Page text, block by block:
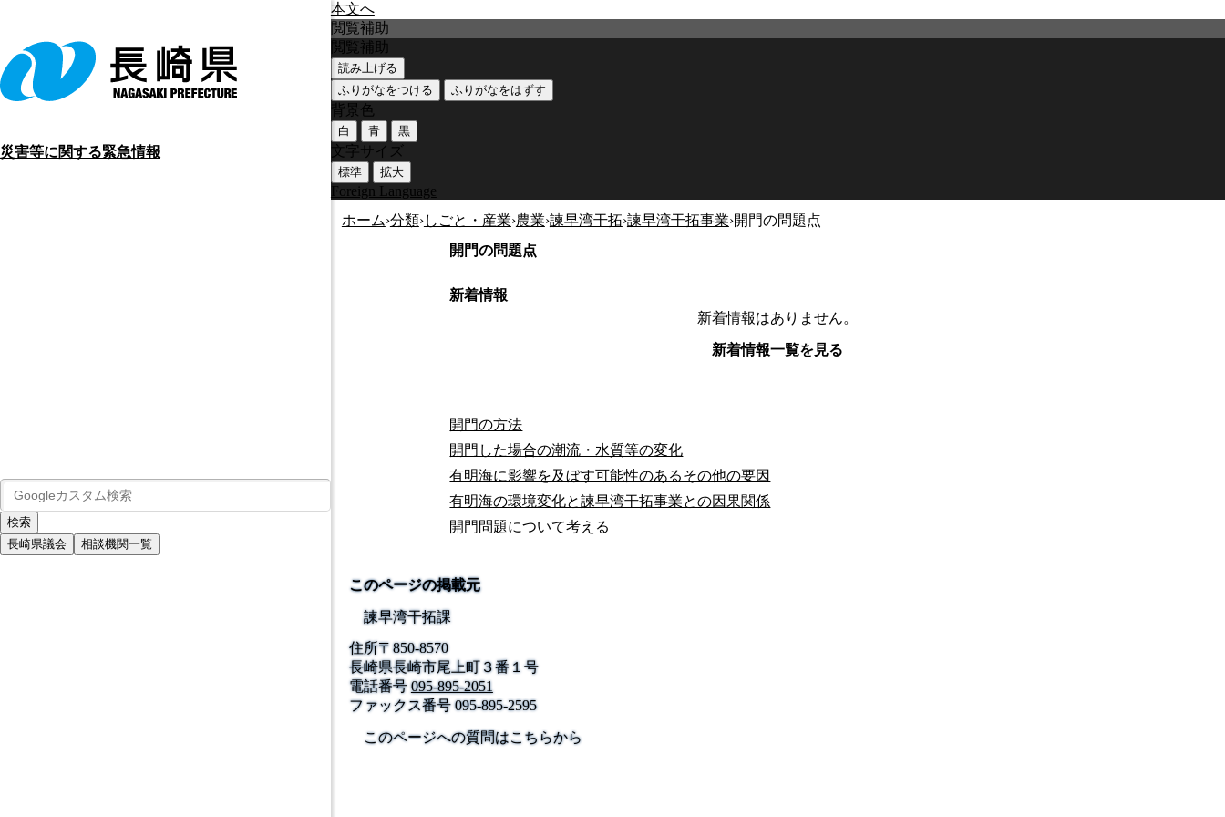
本文へ
災害等に関する緊急情報
長崎県議会 相談機関一覧
閲覧補助
閲覧補助
読み上げる
ふりがなをつける
ふりがなをはずす
背景色
白 青 黒
文字サイズ
標準 拡大
Foreign Language
ホーム›分類›しごと・産業›農業›諫早湾干拓›諫早湾干拓事業›開門の問題点
開門の問題点
新着情報
新着情報はありません。
新着情報一覧を見る
開門の方法
開門した場合の潮流・水質等の変化
有明海に影響を及ぼす可能性のあるその他の要因
有明海の環境変化と諫早湾干拓事業との因果関係
開門問題について考える
このページの掲載元
諫早湾干拓課
住所〒850-8570
長崎県長崎市尾上町３番１号
電話番号 095-895-2051
ファックス番号095-895-2595
このページへの質問はこちらから
公式SNS
このサイトについて
長崎県庁